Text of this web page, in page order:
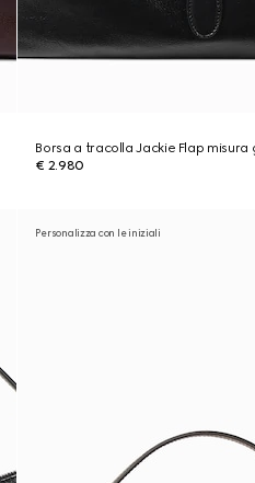
Borsa a tracolla Jackie Flap misura
€ 2.980
Personalizza con le iniziali